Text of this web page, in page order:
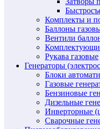
Комплекты и
Баллоны
Вентили
Рукава газовые
Генераторы
Блоки
Газовые
Бензиновые
Дизельные
Инверторные
Сварочные